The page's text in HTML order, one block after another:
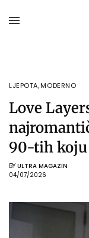
LJEPOTA,MODERNO
Love
90-tih
BY ULTRA MAGAZIN
04/07/2026